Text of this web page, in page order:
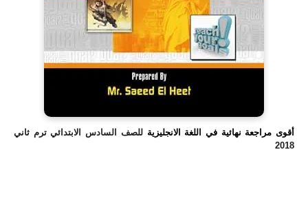
أقوى مراجعة نهائية في اللغة الانجليزيةللصف السادس الابتدائي ترم ثاني
2018